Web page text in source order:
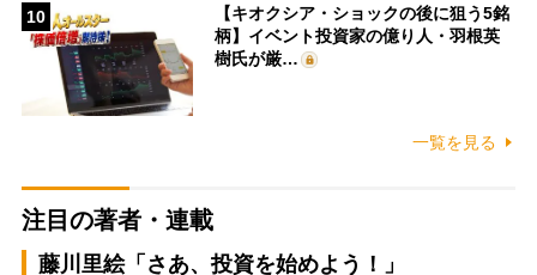
10
【キオクシア・ショックの後に狙う5銘
柄】イベント投資家の億り人・羽根英
樹氏が厳…
一覧を見る
注目の著者・連載
藤川里絵「さあ、投資を始めよう！」